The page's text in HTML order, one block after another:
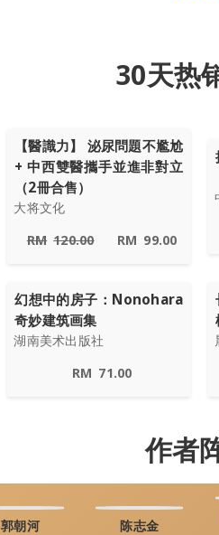
30天热
【醫識力】 泌尿問題不尷尬
+ 中西雙醫攜手並進非對立
（2冊合售）
大将文化
RM 120.00 RM 99.00
幻想中的房子：Nonohara
奇妙建筑画集
湖南美术出版社
RM 71.00
作者
郭朝河 陈志金